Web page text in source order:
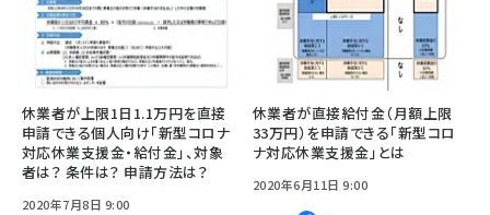
休業者が上限1日1.1万円を直接
申請できる個人向け「新型コロナ
対応休業支援金・給付金」、対象
者は？ 条件は？ 申請方法は？
2020年7月8日 9:00
休業者が直接給付金（月額上限
33万円）を申請できる「新型コロ
ナ対応休業支援金」とは
2020年6月11日 9:00